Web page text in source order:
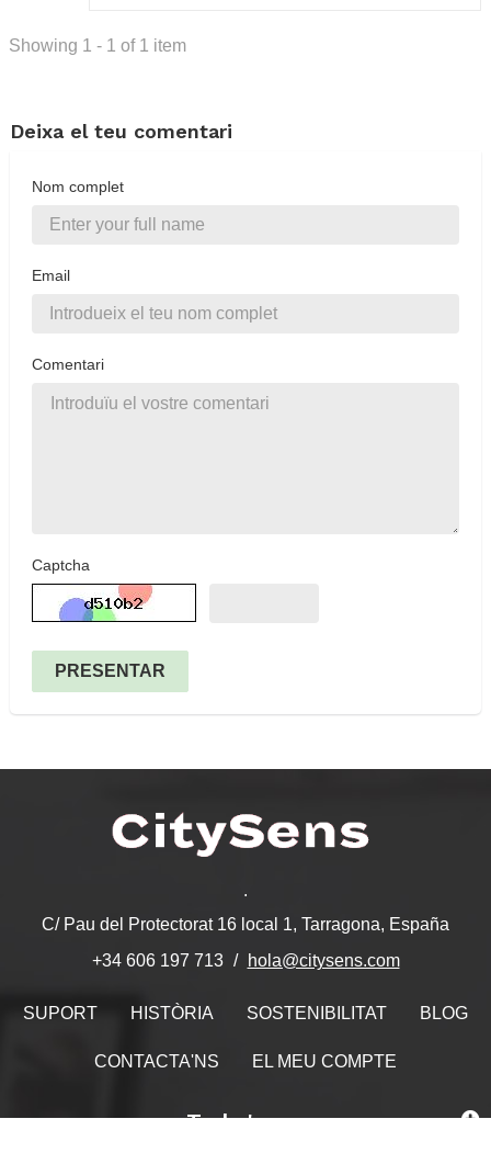
Showing 1 - 1 of 1 item
Deixa el teu comentari
Nom complet
Email
Comentari
Captcha
PRESENTAR
.
C/ Pau del Protectorat 16 local 1, Tarragona, España
+34 606 197 713
hola@citysens.com
SUPORT HISTÒRIA SOSTENIBILITAT BLOG
CONTACTA'NS EL MEU COMPTE
Troba'ns